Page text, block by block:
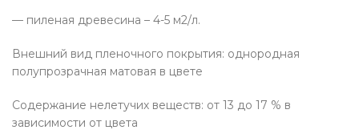
— пиленая древесина – 4-5 м2/л.
Внешний вид пленочного покрытия: однородная
полупрозрачная матовая в цвете
Содержание нелетучих веществ: от 13 до 17 % в
зависимости от цвета